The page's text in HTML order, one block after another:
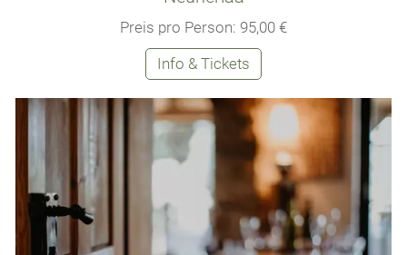
Preis pro Person: 95,00 €
Info & Tickets